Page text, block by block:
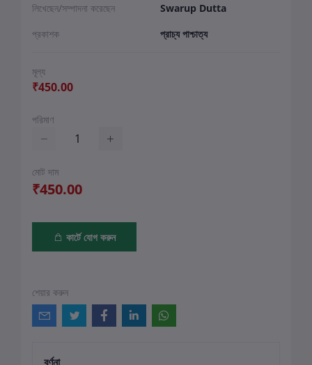
লিখেছেন/সম্পাদনা করেছেন
Swarup Dutta
প্রকাশক
প্রাচ্য পাশ্চাত্য
মূল্য
₹450.00
পরিমাণ
মোট দাম
₹450.00
কার্টে যোগ করুন
শেয়ার করুন